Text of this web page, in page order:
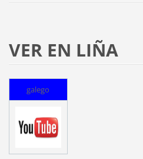
VER EN LIÑA
galego